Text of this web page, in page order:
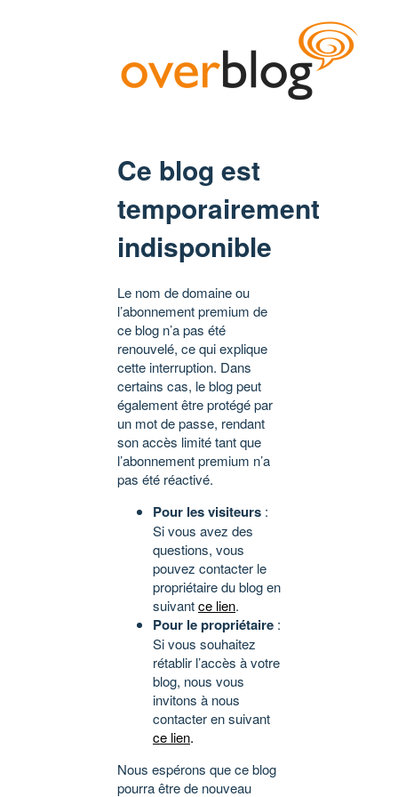
Ce blog est
temporairement
indisponible
Le nom de domaine ou
l’abonnement premium de
ce blog n’a pas été
renouvelé, ce qui explique
cette interruption. Dans
certains cas, le blog peut
également être protégé par
un mot de passe, rendant
son accès limité tant que
l’abonnement premium n’a
pas été réactivé.
Pour les visiteurs :
Si vous avez des
questions, vous
pouvez contacter le
propriétaire du blog en
suivantce lien.
Pour le propriétaire :
Si vous souhaitez
rétablir l’accès à votre
blog, nous vous
invitons à nous
contacter en suivant
ce lien.
Nous espérons que ce blog
pourra être de nouveau